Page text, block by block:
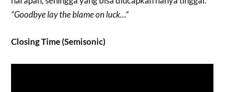
“Goodbye lay the blame on luck…”
Closing Time (Semisonic)